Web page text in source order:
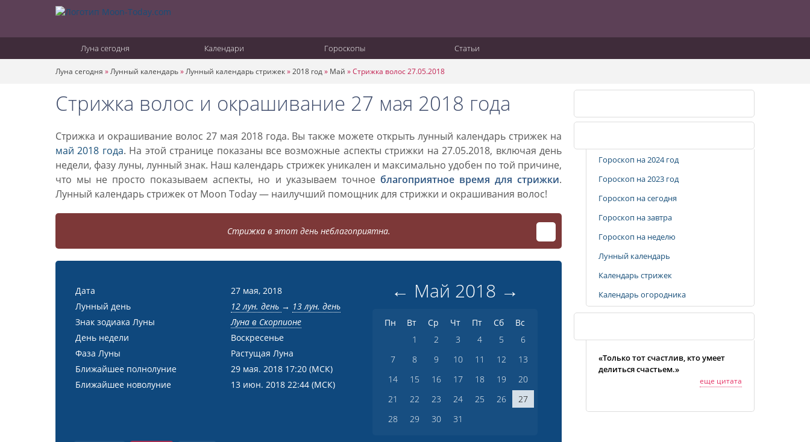
Луна сегодня Календари Гороскопы Статьи
Луна сегодня »Лунный календарь»Лунный календарь стрижек»2018 год» Май »Стрижка волос 27.05.2018
Стрижка волос и окрашивание 27 мая 2018 года
Стрижка и окрашивание волос 27 мая 2018 года. Вы также можете открыть лунный календарь стрижек на
май 2018 года. На этой странице показаны все возможные аспекты стрижки на 27.05.2018, включая день
недели, фазу луны, лунный знак. Наш календарь стрижек уникален и максимально удобен по той причине,
что мы не просто показываем аспекты, но и указываем точное благоприятное время для стрижки.
Лунный календарь стрижек от Moon Today — наилучший помощник для стрижки и окрашивания волос!
Стрижка в этот день неблагоприятна.
Дата
27 мая, 2018
Лунный день
12 лун. день → 13 лун. день
Знак зодиака Луны
Луна в Скорпионе
День недели
Воскресенье
Фаза Луны
Растущая Луна
Ближайшее полнолуние
29 мая. 2018 17:20 (МСК)
Ближайшее новолуние
13 июн. 2018 22:44 (МСК)
← Май 2018 →
Пн Вт Ср Чт Пт Сб
Вс
1
2 3 4 5
6
7
8 9 10 11 12
13
14
15 16 17 18 19
20
21
22 23 24 25 26
27
28
29 30 31
Гороскоп на 2024 год
Гороскоп на 2023 год
Гороскоп на сегодня
Гороскоп на завтра
Гороскоп на неделю
Лунный календарь
Календарь стрижек
Календарь огородника
«Только тот счастлив, кто умеет
делиться счастьем.»
еще цитата